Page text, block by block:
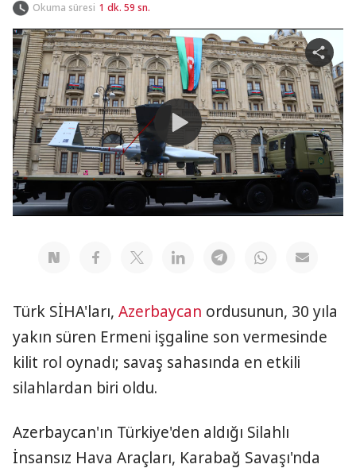
Okuma süresi 1 dk. 59 sn.
Play
Video
Share
video
Türk SİHA'ları, Azerbaycan ordusunun, 30 yıla
yakın süren Ermeni işgaline son vermesinde
kilit rol oynadı; savaş sahasında en etkili
silahlardan biri oldu.
Azerbaycan'ın Türkiye'den aldığı Silahlı
İnsansız Hava Araçları, Karabağ Savaşı'nda